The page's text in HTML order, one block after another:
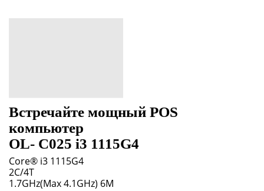
Встречайте мощный POS
компьютер
OL- С025 i3 1115G4
Core® i3 1115G4
2C/4T
1.7GHz(Max 4.1GHz) 6М